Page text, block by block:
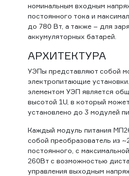
номинальным входным
постоянного тока и
до 780 Вт, а также – для
аккумуляторных батарей.
АРХИТЕКТУРА
УЭПы представляют собой
электропитающие
элементом УЭП является
высотой 1U, в который
установлено до 3 модулей
Каждый модуль питания
собой преобразователь из
постоянного, с
260Вт с возможностью
управления выходным